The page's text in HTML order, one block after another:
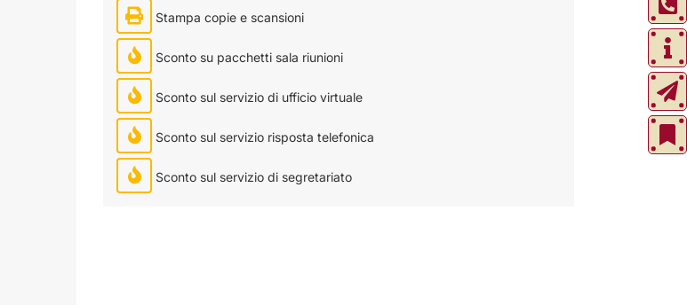
Stampa copie e scansioni
Sconto su pacchetti sala riunioni
Sconto sul servizio di ufficio virtuale
Sconto sul servizio risposta telefonica
Sconto sul servizio di segretariato